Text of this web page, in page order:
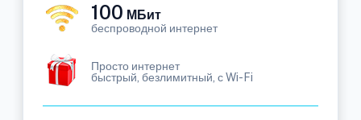
100 МБит
беспроводной интернет
Просто интернет
быстрый, безлимитный, с Wi-Fi